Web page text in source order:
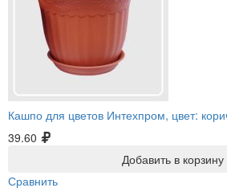
Кашпо для цветов Интехпром, цвет:
39.60
Добавить в корзину
Сравнить